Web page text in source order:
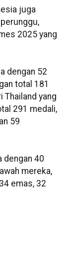
juga
2025 yang
dengan 52
total 181
Thailand yang
291 medali,
59
dengan 40
mereka,
emas, 32